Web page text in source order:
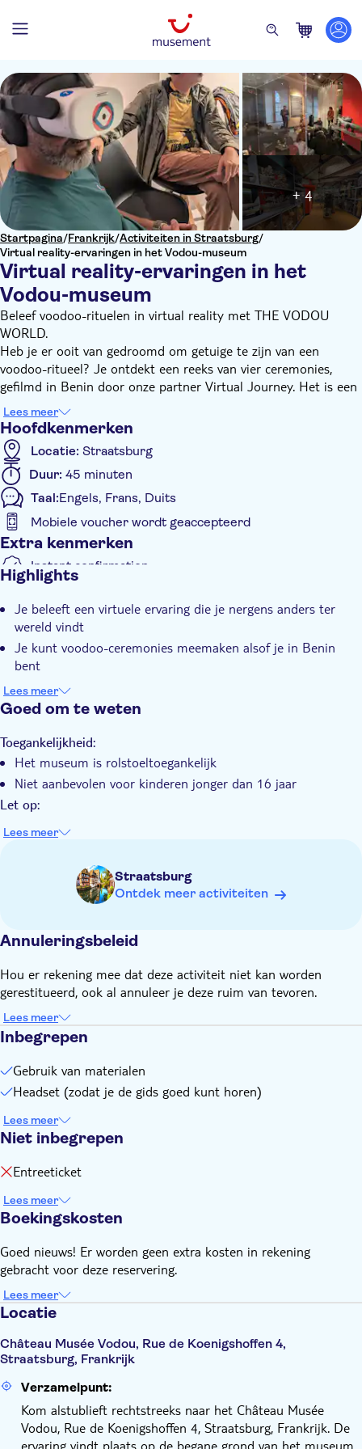
Startpagina/Frankrijk/Activiteiten in Straatsburg/
Virtual reality-ervaringen in het Vodou-museum
Virtual reality-ervaringen in het
Vodou-museum
+ 4
Beleef voodoo-rituelen in virtual reality met THE VODOU
WORLD.
Heb je er ooit van gedroomd om getuige te zijn van een
voodoo-ritueel? Je ontdekt een reeks van vier ceremonies,
gefilmd in Benin door onze partner Virtual Journey. Het is een
meeslepende visuele en auditieve ervaring in 360° die je
midden in de actie plaatst. Je duikt in verschillende
afleveringen:
Een Fa-waarzeggingsceremonie, waarin de geomantische
kunst van de voodoo wordt getoond
Ceremonies ter ere van Mami Wata, de godin van de
oceanen
Het ritueel dat verband houdt met Kokou
Het Zangbeto-masker
Lees meer
Hoofdkenmerken
Locatie: Straatsburg
Duur: 45 minuten
Taal:Engels, Frans, Duits
Mobiele voucher wordt geaccepteerd
Extra kenmerken
Instant confirmation
E-Voucher
Highlights
Je beleeft een virtuele ervaring die je nergens anders ter
wereld vindt
Je kunt voodoo-ceremonies meemaken alsof je in Benin
bent
De films zijn opgenomen tijdens echte ceremonies voor een
authentieke sfeer
Lees meer
Goed om te weten
Toegankelijkheid:
Het museum is rolstoeltoegankelijk
Niet aanbevolen voor kinderen jonger dan 16 jaar
Let op:
moet apart worden gekocht als je het museum wilt
Beschikbaar van 14.00 tot 18.00 uur tijdens de
Vergeet niet mee te nemen:
koptelefoon)
Lees meer
Straatsburg
Ontdek meer activiteiten
Annuleringsbeleid
Hou er rekening mee dat deze activiteit niet kan worden
gerestitueerd, ook al annuleer je deze ruim van tevoren.
Lees meer
Inbegrepen
Gebruik van materialen
Headset (zodat je de gids goed kunt horen)
Lees meer
Niet inbegrepen
Entreeticket
Lees meer
Boekingskosten
Goed nieuws! Er worden geen extra kosten in rekening
gebracht voor deze reservering.
Lees meer
Locatie
Château Musée Vodou, Rue de Koenigshoffen 4,
Straatsburg, Frankrijk
Verzamelpunt:
Kom alstublieft rechtstreeks naar het Château Musée
Vodou, Rue de Koenigshoffen 4, Straatsburg, Frankrijk. De
ervaring vindt plaats op de begane grond van het museum.